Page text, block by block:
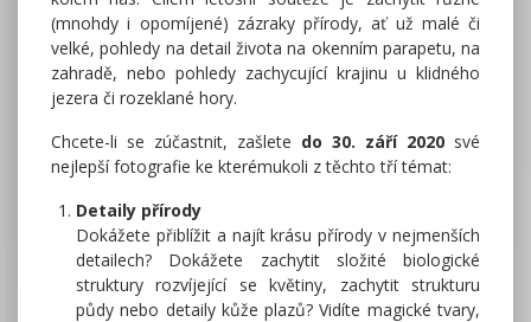
(mnohdy i opomíjené) zázraky přírody, ať už malé či
velké, pohledy na detail života na okenním parapetu, na
zahradě, nebo pohledy zachycující krajinu u klidného
jezera či rozeklané hory.
Chcete-li se zúčastnit, zašlete do 30. září 2020 své
nejlepší fotografie ke kterémukoli z těchto tří témat:
Detaily přírody
Dokážete přiblížit a najít krásu přírody v nejmenších
detailech? Dokážete zachytit složité biologické
struktury rozvíjející se květiny, zachytit strukturu
půdy nebo detaily kůže plazů? Vidíte magické tvary,